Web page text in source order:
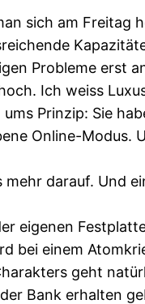
sich am Freitag
Probleme erst
Ich weiss
Prinzip: Sie
Online-Modus.
mehr darauf. Und
eigenen
bei einem
geht
Bank erhalten